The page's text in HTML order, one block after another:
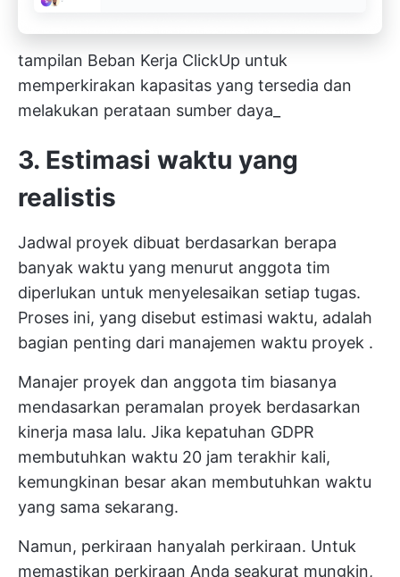
tampilan Beban Kerja ClickUp untuk
memperkirakan kapasitas yang tersedia dan
melakukan perataan sumber daya_
3. Estimasi waktu yang
realistis
Jadwal proyek dibuat berdasarkan berapa
banyak waktu yang menurut anggota tim
diperlukan untuk menyelesaikan setiap tugas.
Proses ini, yang disebut estimasi waktu, adalah
bagian penting dari manajemen waktu proyek .
Manajer proyek dan anggota tim biasanya
mendasarkan peramalan proyek berdasarkan
kinerja masa lalu. Jika kepatuhan GDPR
membutuhkan waktu 20 jam terakhir kali,
kemungkinan besar akan membutuhkan waktu
yang sama sekarang.
Namun, perkiraan hanyalah perkiraan. Untuk
memastikan perkiraan Anda seakurat mungkin,